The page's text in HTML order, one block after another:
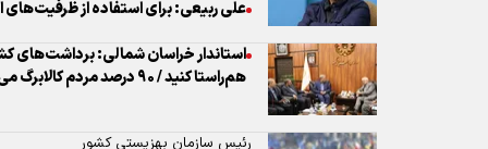
هفته ملی جمعیت فرصتی برای توجه
آینده‌سازی کشور است
رئیس سازمان بهزیستی کشور اعلام کرد